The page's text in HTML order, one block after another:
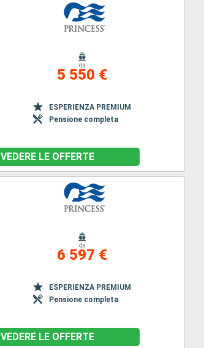
da
5 550 €
ESPERIENZA PREMIUM
Pensione completa
VEDERE LE OFFERTE
da
6 597 €
ESPERIENZA PREMIUM
Pensione completa
VEDERE LE OFFERTE